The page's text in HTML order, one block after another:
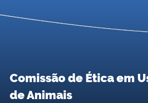
Comissão de Ética em
de Animais